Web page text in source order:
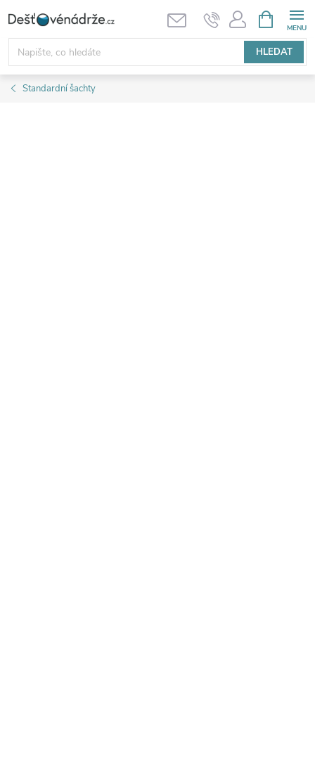
na
obsah
HLEDAT
NÁKUPNÍ
KOŠÍK
Standardní šachty